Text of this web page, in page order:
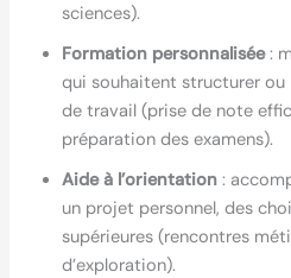
sciences).
Formation personnalisée:
qui souhaitent structurer ou
de travail (prise de note
préparation des examens).
Aide à l’orientation:
un projet personnel, des
supérieures (rencontres
d’exploration).